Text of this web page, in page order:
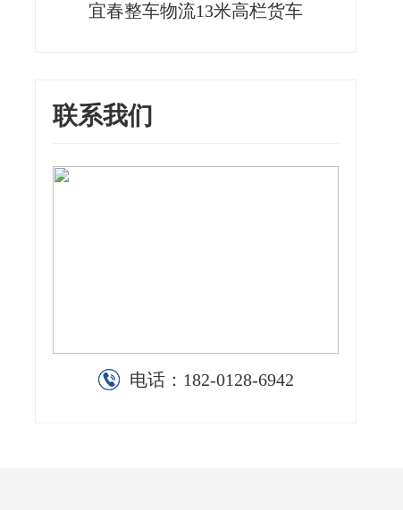
宜春整车物流13米高栏货车
联系我们
电话： 182-0128-6942